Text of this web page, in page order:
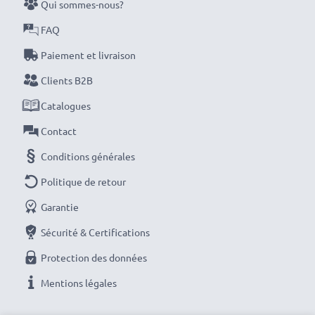
Qui sommes-nous?
FAQ
Paiement et livraison
Clients B2B
Catalogues
Contact
Conditions générales
Politique de retour
Garantie
Sécurité & Certifications
Protection des données
Mentions légales